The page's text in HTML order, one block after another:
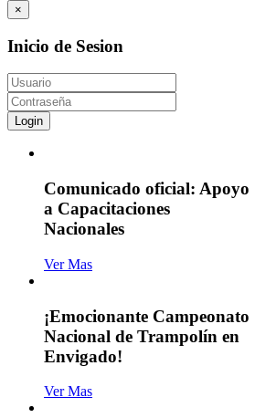
×
Inicio de Sesion
Login
Comunicado oficial: Apoyo
a Capacitaciones
Nacionales
Ver Mas
¡Emocionante Campeonato
Nacional de Trampolín en
Envigado!
Ver Mas